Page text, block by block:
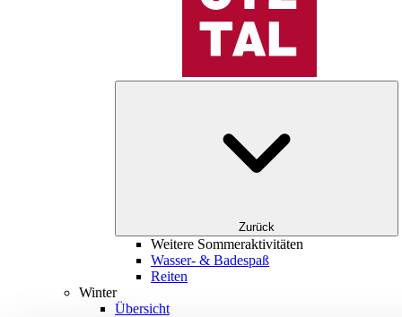
Zurück
Weitere Sommeraktivitäten
Wasser- & Badespaß
Reiten
Winter
Übersicht